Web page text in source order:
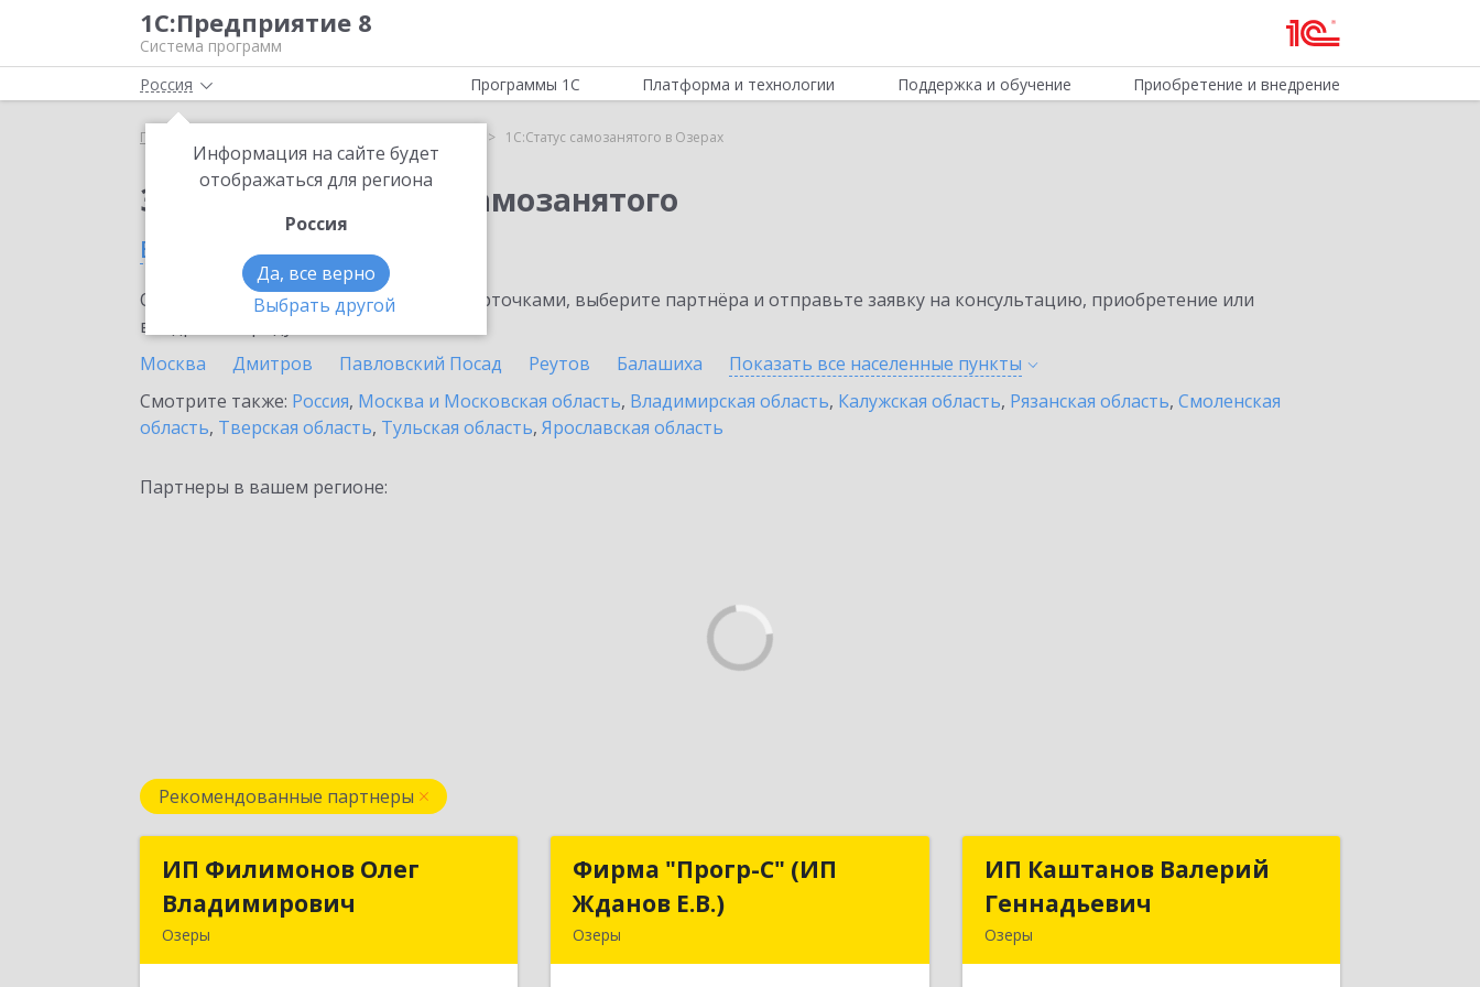
1С:Предприятие 8
Система программ
Россия
Информация на сайте будет
отображаться для региона
Россия
Да, все верно
Выбрать другой
Программы 1С Платформа и технологии Поддержка и обучение Приобретение и внедрение
Главная 1С:Статус самозанятого в Озерах
Заказать 1С:Статус самозанятого
в Озерах
Ознакомьтесь с информационными карточками, выберите партнёра и отправьте заявку на консультацию, приобретение или
внедрение продукта.
Москва
Дмитров Павловский Посад Реутов Балашиха Показать все населенные пункты
Смотрите также: Россия, Москва и Московская область, Владимирская область, Калужская область, Рязанская область, Смоленская
область, Тверская область, Тульская область, Ярославская область
Партнеры в вашем регионе:
Рекомендованные партнеры
ИП Филимонов Олег
Владимирович
Озеры
ИП Филимонов Олег
Владимирович
Фирма "Прогр-С" (ИП
Жданов Е.В.)
Озеры
Фирма "Прогр-С" (ИП
ИП Каштанов Валерий
Геннадьевич
Озеры
ИП Каштанов Валерий